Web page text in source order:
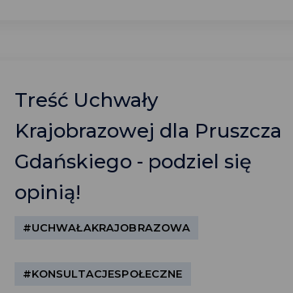
Treść Uchwały
Krajobrazowej dla Pruszcza
Gdańskiego - podziel się
opinią!
#UCHWAŁAKRAJOBRAZOWA
#KONSULTACJESPOŁECZNE